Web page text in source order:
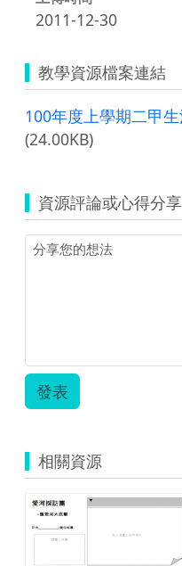
2011-12-30
教學資源檔案連結
100年度上學期二甲
(24.00KB)
資源評論或心得分享
發表
相關資源